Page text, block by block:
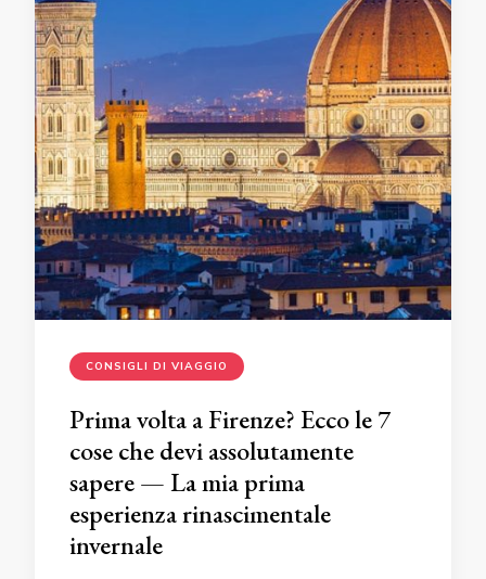
CONSIGLI DI VIAGGIO
Prima volta a Firenze? Ecco le 7
cose che devi assolutamente
sapere — La mia prima
esperienza rinascimentale
invernale